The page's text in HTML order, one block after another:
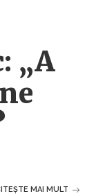
„A
MAI MULT